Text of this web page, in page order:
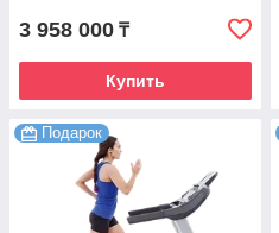
3 958 000 ₸
Купить
Подарок